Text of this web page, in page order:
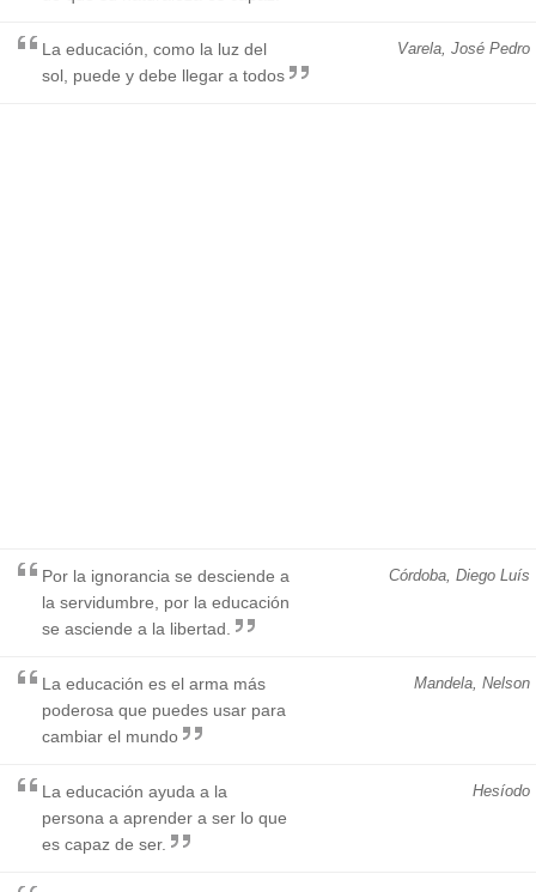
Varela, José Pedro
La educación, como la luz del
sol, puede y debe llegar a todos
Córdoba, Diego Luís
Por la ignorancia se desciende a
la servidumbre, por la educación
se asciende a la libertad.
Mandela, Nelson
La educación es el arma más
poderosa que puedes usar para
cambiar el mundo
Hesíodo
La educación ayuda a la
persona a aprender a ser lo que
es capaz de ser.